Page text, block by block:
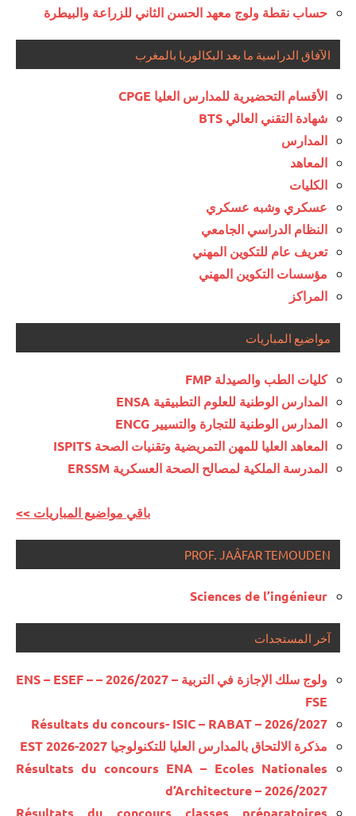
حساب نقطة ولوج معهد الحسن الثاني للزراعة والبيطرة
الآفاق الدراسية ما بعد البكالوريا بالمغرب
الأقسام التحضيرية للمدارس العليا CPGE
شهادة التقني العالي BTS
المدارس
المعاهد
الكليات
عسكري وشبه عسكري
النظام الدراسي الجامعي
تعريف عام للتكوين المهني
مؤسسات التكوين المهني
المراكز
مواضيع المباريات
كليات الطب والصيدلة FMP
المدارس الوطنية للعلوم التطبيقية ENSA
المدارس الوطنية للتجارة والتسيير ENCG
المعاهد العليا للمهن التمريضية وتقنيات الصحة ISPITS
المدرسة الملكية لمصالح الصحة العسكرية ERSSM
<< باقي مواضيع المباريات
PROF. JAÂFAR TEMOUDEN
Sciences de l’ingénieur
آخر المستجدات
ولوج سلك الإجازة في التربية – 2026/2027 – ENS – ESEF –
FSE
Résultats du concours- ISIC – RABAT – 2026/2027
مذكرة الالتحاق بالمدارس العليا للتكنولوجيا EST 2026-2027
Résultats du concours ENA – Ecoles Nationales
d’Architecture – 2026/2027